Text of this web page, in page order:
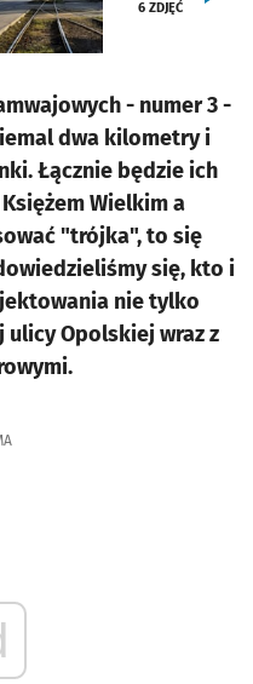
6 ZDJĘĆ
- numer 3 -
dwa kilometry i
Łącznie będzie ich
Wielkim a
"trójka", to się
się, kto i
nie tylko
ulicy Opolskiej wraz z